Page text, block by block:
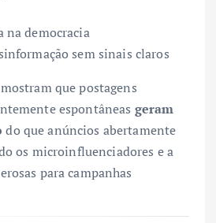
na democracia
sem sinais claros
que postagens
espontâneas geram
do que anúncios abertamente
os microinfluenciadores e a
para campanhas